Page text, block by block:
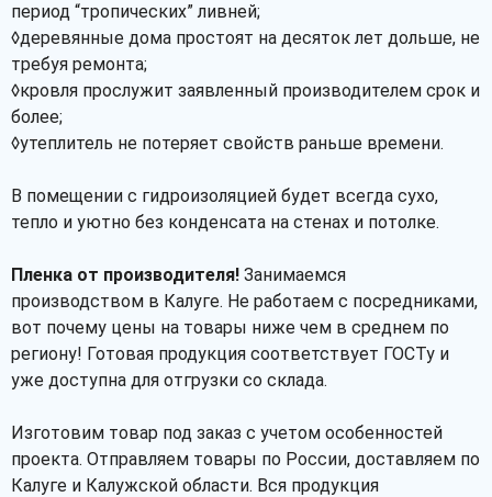
период “тропических” ливней;
◊деревянные дома простоят на десяток лет дольше, не
требуя ремонта;
◊кровля прослужит заявленный производителем срок и
более;
◊утеплитель не потеряет свойств раньше времени.
В помещении с гидроизоляцией будет всегда сухо,
тепло и уютно без конденсата на стенах и потолке.
Пленка от производителя! Занимаемся
производством в Калуге. Не работаем с посредниками,
вот почему цены на товары ниже чем в среднем по
региону! Готовая продукция соответствует ГОСТу и
уже доступна для отгрузки со склада.
Изготовим товар под заказ с учетом особенностей
проекта. Отправляем товары по России, доставляем по
Калуге и Калужской области. Вся продукция